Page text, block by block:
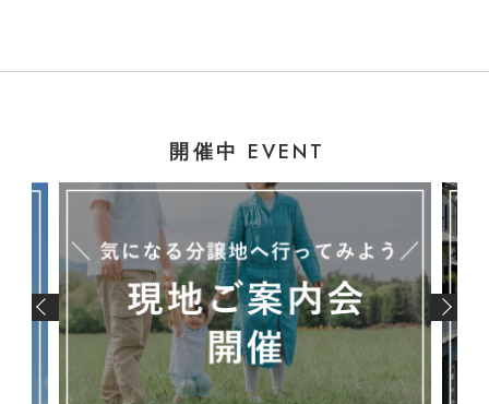
開催中 EVENT